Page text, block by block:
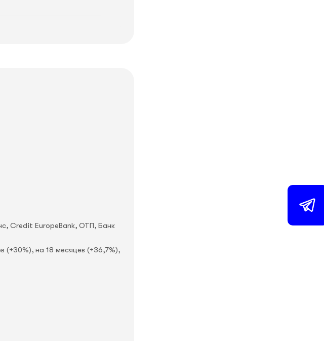
Credit EuropeBank, OTП, Банк
(+30%), на 18 месяцев (+36,7%),